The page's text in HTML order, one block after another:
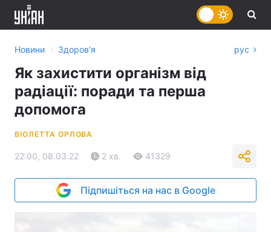
Новини › Здоров'я рус
Як захистити організм від
радіації: поради та перша
допомога
ВІОЛЕТТА ОРЛОВА
22:00, 08.03.22 2 хв. 41329
Підпишіться на нас в Google